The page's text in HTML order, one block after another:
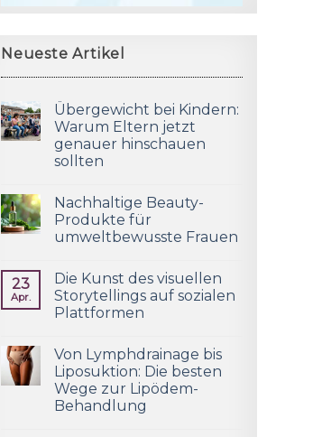
Neueste Artikel
Übergewicht bei Kindern:
Warum Eltern jetzt
genauer hinschauen
sollten
Nachhaltige Beauty-
Produkte für
umweltbewusste Frauen
23
Apr.
Die Kunst des visuellen
Storytellings auf sozialen
Plattformen
Von Lymphdrainage bis
Liposuktion: Die besten
Wege zur Lipödem-
Behandlung